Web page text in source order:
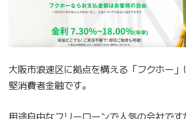
大阪市浪速区に拠点を構える「フクホー
堅消費者金融です。
用途自由なフリーローンで人気の会社で